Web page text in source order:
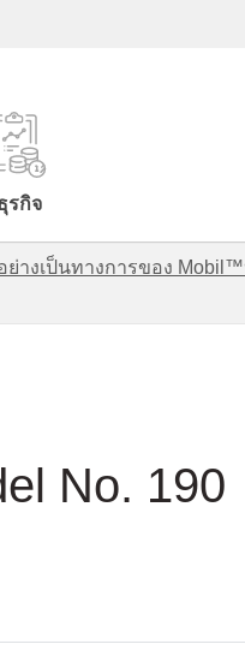
รกิจ
งเป็นทางการของ Mobil™
No. 190